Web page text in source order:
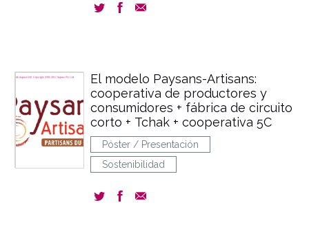
El modelo Paysans-Artisans:
cooperativa de productores y
consumidores + fábrica de circuito
corto + Tchak + cooperativa 5C
Póster / Presentación
Sostenibilidad